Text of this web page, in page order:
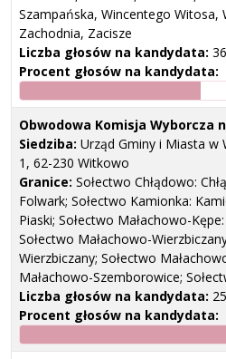
Szampańska, Wincentego Witosa,
Zachodnia, Zacisze
Liczba głosów na kandydata: 36
Procent głosów na kandydata:
Obwodowa Komisja Wyborcza
Siedziba: Urząd Gminy i Miasta w
1, 62-230 Witkowo
Granice: Sołectwo Chłądowo:
Folwark; Sołectwo Kamionka:
Piaski; Sołectwo Małachowo-
Sołectwo Małachowo-
Wierzbiczany; Sołectwo
Małachowo-Szemborowice;
Liczba głosów na kandydata: 25
Procent głosów na kandydata: